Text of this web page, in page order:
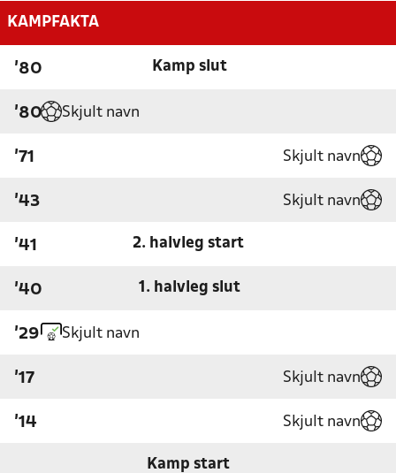
KAMPFAKTA
'80 Kamp slut
'80 Skjult navn
'71 Skjult navn
'43 Skjult navn
'41 2. halvleg start
'40 1. halvleg slut
'29 Skjult navn
'17 Skjult navn
'14 Skjult navn
Kamp start